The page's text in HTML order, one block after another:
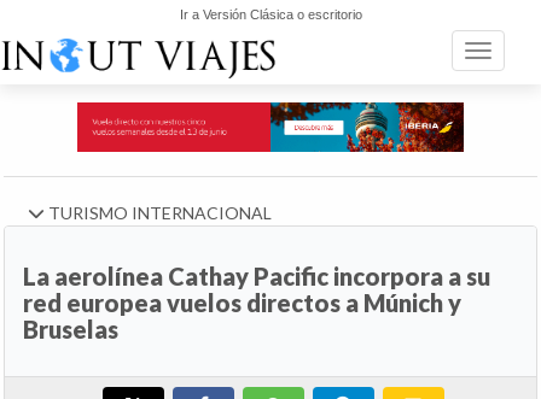
Ir a Versión Clásica o escritorio
Toggle
TURISMO INTERNACIONAL
La aerolínea Cathay Pacific incorpora a su
red europea vuelos directos a Múnich y
Bruselas